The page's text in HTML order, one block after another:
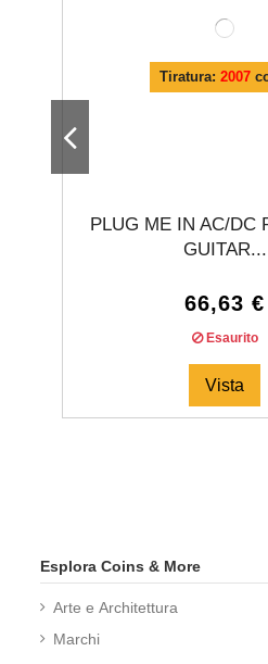
Tiratura:2007
PLUG ME IN AC/DC
GUITAR...
66,63 €
Esaurito
Vista
Esplora Coins & More
Arte e Architettura
Marchi